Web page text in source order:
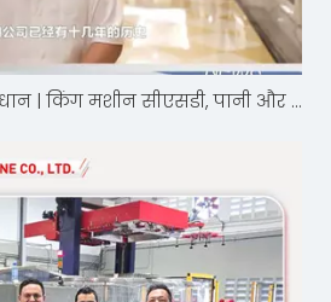
संपूर्ण पेय फ़ैक्टरी समाधान | किंग मशीन सीएसडी, पानी और बीयर भरने की लाइनें